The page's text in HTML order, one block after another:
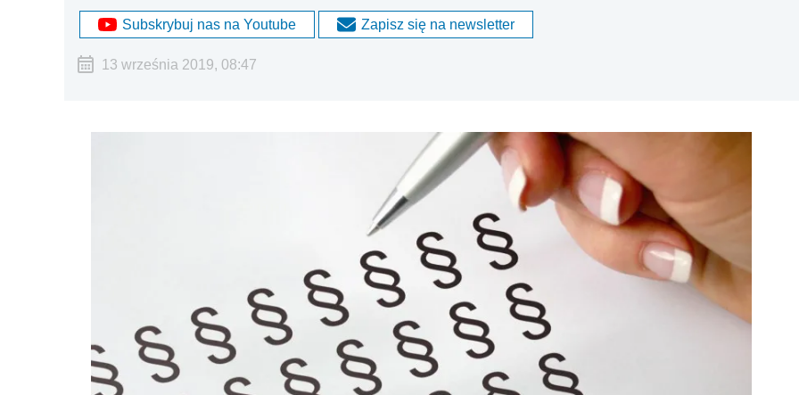
Subskrybuj nas na Youtube Zapisz się na newsletter
13 września 2019, 08:47